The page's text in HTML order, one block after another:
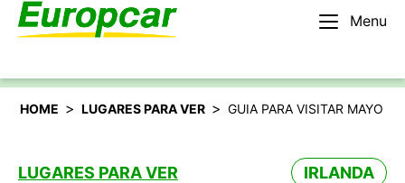
Menu
Português
HOME > LUGARES PARA VER > GUIA PARA VISITAR MAYO
LUGARES PARA VER IRLANDA